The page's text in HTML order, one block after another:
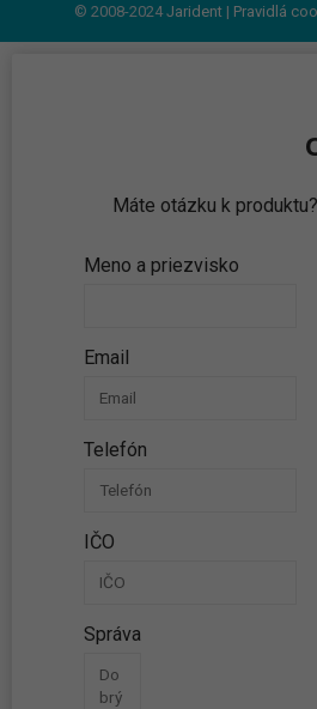
© 2008-2024Jarident | Pravidlá
Máte otázku k
Meno a priezvisko
Email
Telefón
IČO
Správa